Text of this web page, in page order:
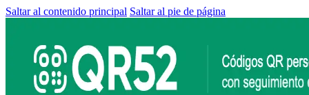
Saltar al contenido principal Saltar al pie de página